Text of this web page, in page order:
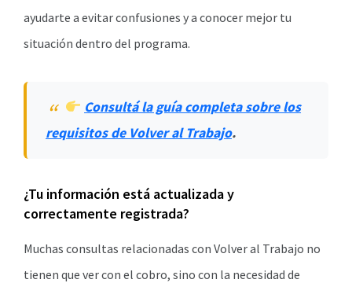
ayudarte a evitar confusiones y a conocer mejor tu
situación dentro del programa.
Consultá la guía completa sobre los
requisitos de Volver al Trabajo.
¿Tu información está actualizada y
correctamente registrada?
Muchas consultas relacionadas con Volver al Trabajo no
tienen que ver con el cobro, sino con la necesidad de